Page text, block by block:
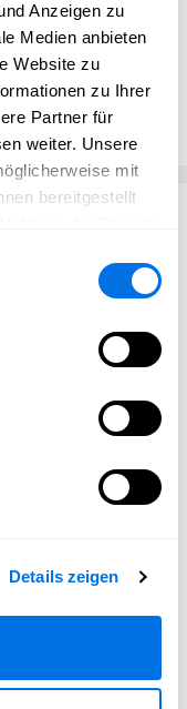
Anzeigen zu
Medien anbieten
Website zu
zu Ihrer
Partner für
weiter. Unsere
mit
bereitgestellt
Details zeigen